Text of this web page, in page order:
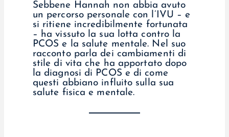
Sebbene Hannah non abbia avuto
un percorso personale con l’IVU – e
si ritiene incredibilmente fortunata
– ha vissuto la sua lotta contro la
PCOS e la salute mentale. Nel suo
racconto parla dei cambiamenti di
stile di vita che ha apportato dopo
la diagnosi di PCOS e di come
questi abbiano influito sulla sua
salute fisica e mentale.